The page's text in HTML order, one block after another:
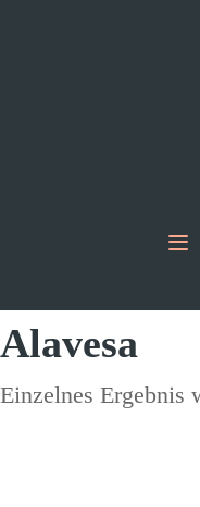
Alavesa
Einzelnes Ergebnis